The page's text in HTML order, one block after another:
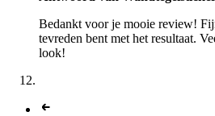
Bedankt voor je mooie review!
tevreden bent met het resultaat.
look!